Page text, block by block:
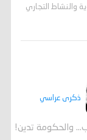
والنشاط التجاري
ذكرى عراسي
والحكومة تدين!